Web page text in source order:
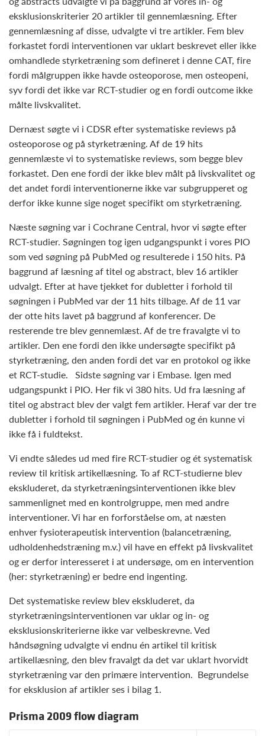
eksklusionskriterier 20 artikler til gennemlæsning. Efter
gennemlæsning af disse, udvalgte vi tre artikler. Fem blev
forkastet fordi interventionen var uklart beskrevet eller ikke
omhandlede styrketræning som defineret i denne CAT, fire
fordi målgruppen ikke havde osteoporose, men osteopeni,
syv fordi det ikke var RCT-studier og en fordi outcome ikke
målte livskvalitet.
Dernæst søgte vi i CDSR efter systematiske reviews på
osteoporose og på styrketræning. Af de 19 hits
gennemlæste vi to systematiske reviews, som begge blev
forkastet. Den ene fordi der ikke blev målt på livskvalitet og
det andet fordi interventionerne ikke var subgrupperet og
derfor ikke kunne sige noget specifikt om styrketræning.
Næste søgning var i Cochrane Central, hvor vi søgte efter
RCT-studier. Søgningen tog igen udgangspunkt i vores PIO
som ved søgning på PubMed og resulterede i 150 hits. På
baggrund af læsning af titel og abstract, blev 16 artikler
udvalgt. Efter at have tjekket for dubletter i forhold til
søgningen i PubMed var der 11 hits tilbage. Af de 11 var
der otte hits lavet på baggrund af konferencer. De
resterende tre blev gennemlæst. Af de tre fravalgte vi to
artikler. Den ene fordi den ikke undersøgte specifikt på
styrketræning, den anden fordi det var en protokol og ikke
et RCT-studie. Sidste søgning var i Embase. Igen med
udgangspunkt i PIO. Her fik vi 380 hits. Ud fra læsning af
titel og abstract blev der valgt fem artikler. Heraf var der tre
dubletter i forhold til søgningen i PubMed og én kunne vi
ikke få i fuldtekst.
Vi endte således ud med fire RCT-studier og ét systematisk
review til kritisk artikellæsning. To af RCT-studierne blev
ekskluderet, da styrketræningsinterventionen ikke blev
sammenlignet med en kontrolgruppe, men med andre
interventioner. Vi har en forforståelse om, at næsten
enhver fysioterapeutisk intervention (balancetræning,
udholdenhedstræning m.v.) vil have en effekt på livskvalitet
og er derfor interesseret i at undersøge, om en intervention
(her: styrketræning) er bedre end ingenting.
Det systematiske review blev ekskluderet, da
styrketræningsinterventionen var uklar og in- og
eksklusionskriterierne ikke var velbeskrevne. Ved
håndsøgning udvalgte vi endnu én artikel til kritisk
artikellæsning, den blev fravalgt da det var uklart hvorvidt
styrketræning var den primære intervention. Begrundelse
for eksklusion af artikler ses i bilag 1.
Prisma 2009 flow diagram